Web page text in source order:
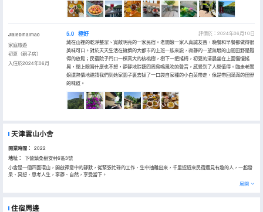
Jialebihaimao
家庭旅遊
初夏（親子房）
入住於2024年06月
5.0 極好
評價於：2024年06月10日
藏在山裡的乾淨整潔、寬敞明亮的一家民宿。老闆娘一家人真誠友善，晚餐和早餐都做得很
美味可口。對於天天生活在擁擠的大都市的上班一族來説，寂靜的一望無垠的山間田野是難
得的放鬆；民宿院子門口一棵高大的核桃樹，樹下一把搖椅，初夏的清晨坐在上面慢慢搖
晃，閉上眼睛什麼也不想，靜靜地聆聽四周鳥鳴風吹的聲音，感覺到了人間值得。臨走老闆
娘還熱情地邀請我們到她家園子裏去拔了一口袋自家種的小白菜帶走，像是帶回滿滿的田野
的味道。
天津雲山小舍
開業時間： 2022
地址：
下營鎮桑樹安村6區3號
小舍是一個四面環山，開啟禪意中的靜默，從緊張忙碌的工作、生中抽離出來，千里迢迢來民宿遇見有趣的人，一起發
呆、冥想、思考人生，寧靜、自然，享受當下。
展開
住宿周邊